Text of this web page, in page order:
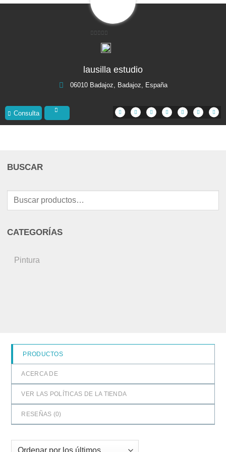
lausilla estudio
06010 Badajoz, Badajoz, España
Consulta
BUSCAR
por:
CATEGORÍAS
Pintura
PRODUCTOS
ACERCA DE
VER LAS POLÍTICAS DE LA TIENDA
RESEÑAS (0)